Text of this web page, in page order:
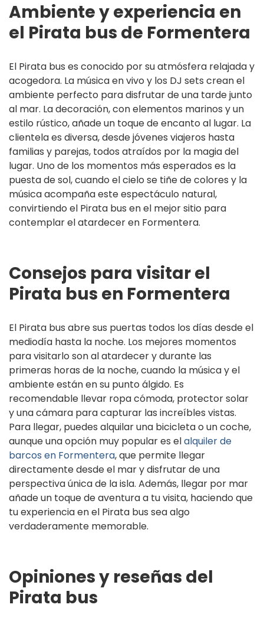
Ambiente y experiencia en
el Pirata bus de Formentera
El Pirata bus es conocido por su atmósfera relajada y
acogedora. La música en vivo y los DJ sets crean el
ambiente perfecto para disfrutar de una tarde junto
al mar. La decoración, con elementos marinos y un
estilo rústico, añade un toque de encanto al lugar. La
clientela es diversa, desde jóvenes viajeros hasta
familias y parejas, todos atraídos por la magia del
lugar. Uno de los momentos más esperados es la
puesta de sol, cuando el cielo se tiñe de colores y la
música acompaña este espectáculo natural,
convirtiendo el Pirata bus en el mejor sitio para
contemplar el atardecer en Formentera.
Consejos para visitar el
Pirata bus en Formentera
El Pirata bus abre sus puertas todos los días desde el
mediodía hasta la noche. Los mejores momentos
para visitarlo son al atardecer y durante las
primeras horas de la noche, cuando la música y el
ambiente están en su punto álgido. Es
recomendable llevar ropa cómoda, protector solar
y una cámara para capturar las increíbles vistas.
Para llegar, puedes alquilar una bicicleta o un coche,
aunque una opción muy popular es elalquiler de
barcos en Formentera, que permite llegar
directamente desde el mar y disfrutar de una
perspectiva única de la isla. Además, llegar por mar
añade un toque de aventura a tu visita, haciendo que
tu experiencia en el Pirata bus sea algo
verdaderamente memorable.
Opiniones y reseñas del
Pirata bus